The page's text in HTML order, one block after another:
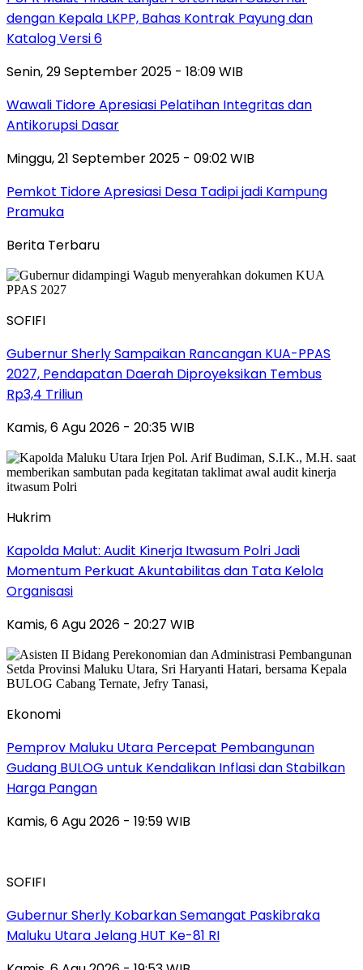
dengan Kepala LKPP, Bahas Kontrak Payung dan
Katalog Versi 6
Senin, 29 September 2025 - 18:09 WIB
Wawali Tidore Apresiasi Pelatihan Integritas dan
Antikorupsi Dasar
Minggu, 21 September 2025 - 09:02 WIB
Pemkot Tidore Apresiasi Desa Tadipi jadi Kampung
Pramuka
Berita Terbaru
SOFIFI
Gubernur Sherly Sampaikan Rancangan KUA-PPAS
2027, Pendapatan Daerah Diproyeksikan Tembus
Rp3,4 Triliun
Kamis, 6 Agu 2026 - 20:35 WIB
Hukrim
Kapolda Malut: Audit Kinerja Itwasum Polri Jadi
Momentum Perkuat Akuntabilitas dan Tata Kelola
Organisasi
Kamis, 6 Agu 2026 - 20:27 WIB
Ekonomi
Pemprov Maluku Utara Percepat Pembangunan
Gudang BULOG untuk Kendalikan Inflasi dan Stabilkan
Harga Pangan
Kamis, 6 Agu 2026 - 19:59 WIB
SOFIFI
Gubernur Sherly Kobarkan Semangat Paskibraka
Maluku Utara Jelang HUT Ke-81 RI